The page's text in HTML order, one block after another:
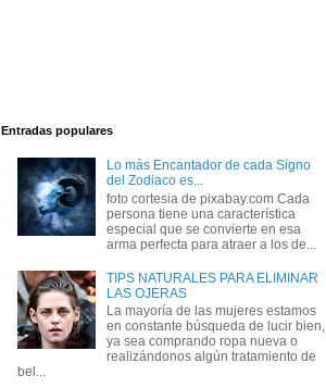
Entradas populares
Lo más Encantador de cada Signo
del Zodiaco es...
foto cortesia de pixabay.com Cada
persona tiene una característica
especial que se convierte en esa
arma perfecta para atraer a los de...
TIPS NATURALES PARA ELIMINAR
LAS OJERAS
La mayoría de las mujeres estamos
en constante búsqueda de lucir bien,
ya sea comprando ropa nueva o
realizándonos algún tratamiento de
bel...